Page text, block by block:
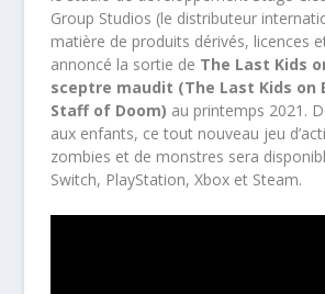
Group Studios (le distributeur
matière de produits dérivés, licences
annoncé la sortie de The Last Kids
sceptre maudit (The Last Kids on
Staff of Doom) au printemps 2021.
aux enfants, ce tout nouveau jeu
zombies et de monstres sera
Switch, PlayStation, Xbox et Steam.